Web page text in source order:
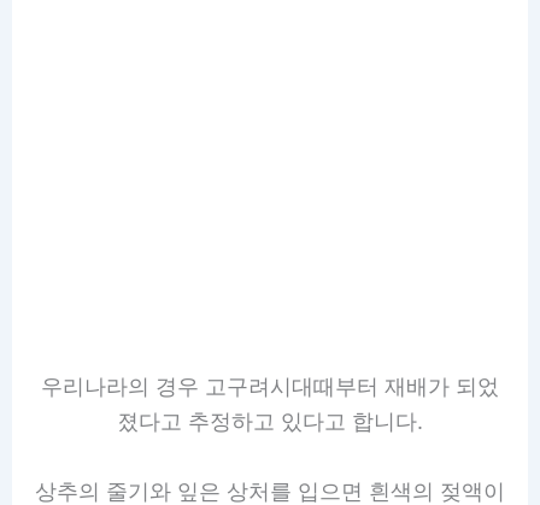
우리나라의 경우 고구려시대때부터 재배가 되었
졌다고 추정하고 있다고 합니다.
상추의 줄기와 잎은 상처를 입으면 흰색의 젖액이